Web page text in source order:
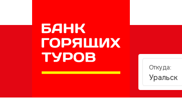
Откуда:
Уральск